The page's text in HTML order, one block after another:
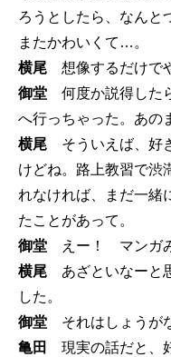
ろうとしたら、なんと
またかわいくて…。
横尾 想像するだけで
御堂 何度か説得した
へ行っちゃった。あの
横尾 そういえば、好
けどね。路上教習で渋
れなければ、まだ一緒
たことがあって。
御堂 えー！ マンガみ
横尾 あざといなーと
した。
御堂 それはしょうが
亀田
現実の話だと、